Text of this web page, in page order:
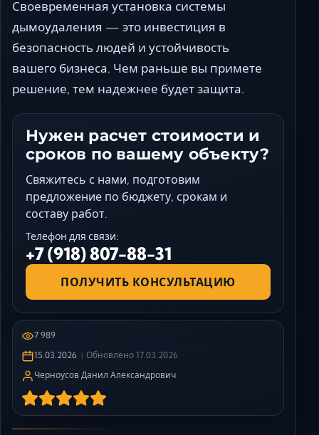
Своевременная установка системы
дымоудаления — это инвестиция в
безопасность людей и устойчивость
вашего бизнеса. Чем раньше вы примете
решение, тем надежнее будет защита.
Нужен расчет стоимости и
сроков по вашему объекту?
Свяжитесь с нами, подготовим
предложение по бюджету, срокам и
составу работ.
Телефон для связи:
+7 (918) 807-88-31
ПОЛУЧИТЬ КОНСУЛЬТАЦИЮ
7 989
15.03.2026
Обновлено 17.03.2026
Черноусов Данил Александрович